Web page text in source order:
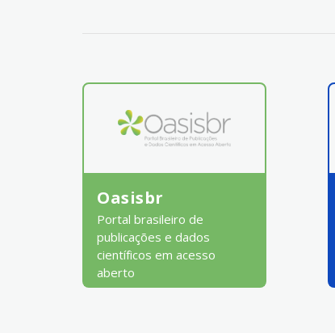
Oasisbr
Portal brasileiro de
publicações e dados
científicos em acesso
aberto